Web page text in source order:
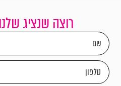
רוצה שנציג